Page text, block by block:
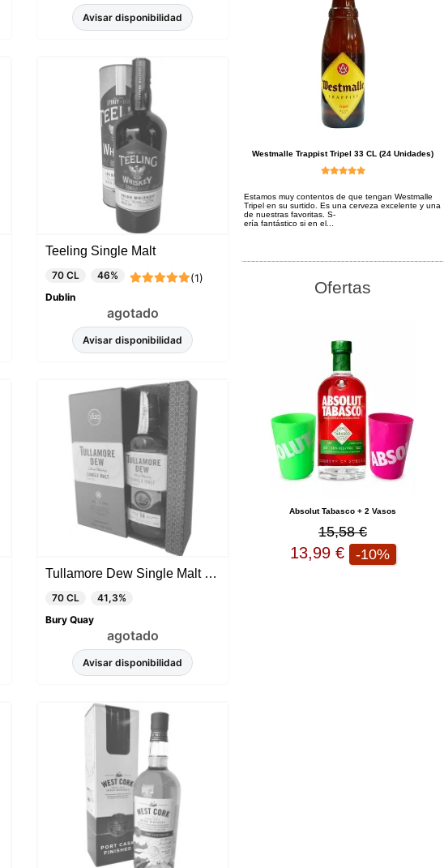
Avisar disponibilidad
Teeling Single Malt
70 CL 46% (1)
Dublin
agotado
Avisar disponibilidad
Tullamore Dew Single Malt 14 años
70 CL
41,3%
Bury Quay
agotado
Avisar disponibilidad
Westmalle Trappist Tripel 33 CL (24 Unidades)
Estamos muy contentos de que tengan Westmalle
Tripel en su surtido. Es una cerveza excelente y una
de nuestras favoritas. S-
ería fantástico si en el...
Ofertas
Absolut Tabasco + 2 Vasos
15,58 €
13,99 € -10%